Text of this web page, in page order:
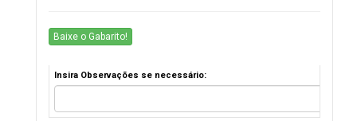
Baixe o Gabarito!
Insira Observações se necessário: